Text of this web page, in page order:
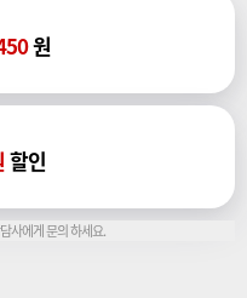
원
할인
사에게 문의 하세요.